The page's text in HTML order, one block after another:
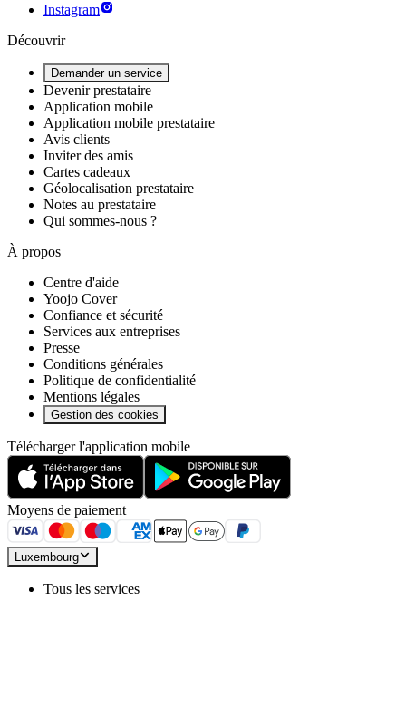
Instagram
Découvrir
Demander un service
Devenir prestataire
Application mobile
Application mobile prestataire
Avis clients
Inviter des amis
Cartes cadeaux
Géolocalisation prestataire
Notes au prestataire
Qui sommes-nous ?
À propos
Centre d'aide
Yoojo Cover
Confiance et sécurité
Services aux entreprises
Presse
Conditions générales
Politique de confidentialité
Mentions légales
Gestion des cookies
Télécharger l'application mobile
Moyens de paiement
Luxembourg
Tous les services